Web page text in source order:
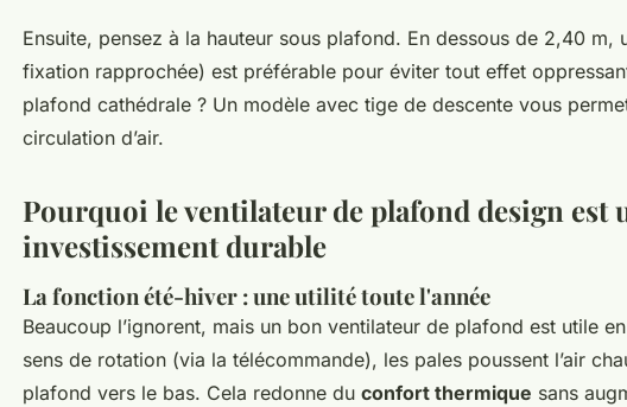
Ensuite, pensez à la hauteur sous plafond. En dessous de 2,40 m,
fixation rapprochée) est préférable pour éviter tout effet
plafond cathédrale ? Un modèle avec tige de descente vous
circulation d’air.
Pourquoi le ventilateur de plafond design est
investissement durable
La fonction été-hiver : une utilité toute l'année
Beaucoup l’ignorent, mais un bon ventilateur de plafond est utile
sens de rotation (via la télécommande), les pales poussent l’air
plafond vers le bas. Cela redonne du confort thermique sans